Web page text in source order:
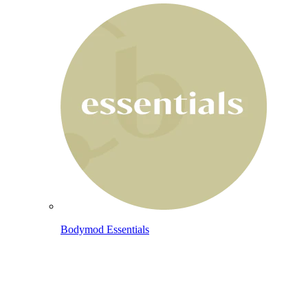
Bodymod Essentials